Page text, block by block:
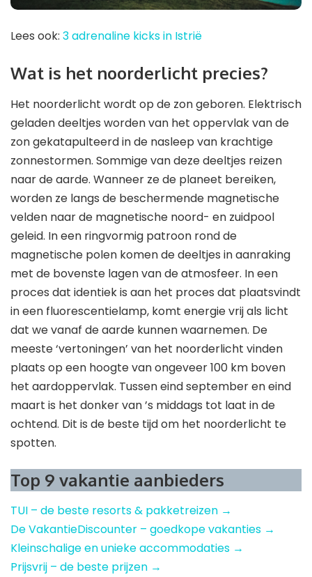
Lees ook: 3 adrenaline kicks in Istrië
Wat is het noorderlicht precies?
Het noorderlicht wordt op de zon geboren. Elektrisch
geladen deeltjes worden van het oppervlak van de
zon gekatapulteerd in de nasleep van krachtige
zonnestormen. Sommige van deze deeltjes reizen
naar de aarde. Wanneer ze de planeet bereiken,
worden ze langs de beschermende magnetische
velden naar de magnetische noord- en zuidpool
geleid. In een ringvormig patroon rond de
magnetische polen komen de deeltjes in aanraking
met de bovenste lagen van de atmosfeer. In een
proces dat identiek is aan het proces dat plaatsvindt
in een fluorescentielamp, komt energie vrij als licht
dat we vanaf de aarde kunnen waarnemen. De
meeste ‘vertoningen’ van het noorderlicht vinden
plaats op een hoogte van ongeveer 100 km boven
het aardoppervlak. Tussen eind september en eind
maart is het donker van ’s middags tot laat in de
ochtend. Dit is de beste tijd om het noorderlicht te
spotten.
Top 9 vakantie aanbieders
TUI – de beste resorts & pakketreizen →
De VakantieDiscounter – goedkope vakanties →
Kleinschalige en unieke accommodaties →
Prijsvrij – de beste prijzen →